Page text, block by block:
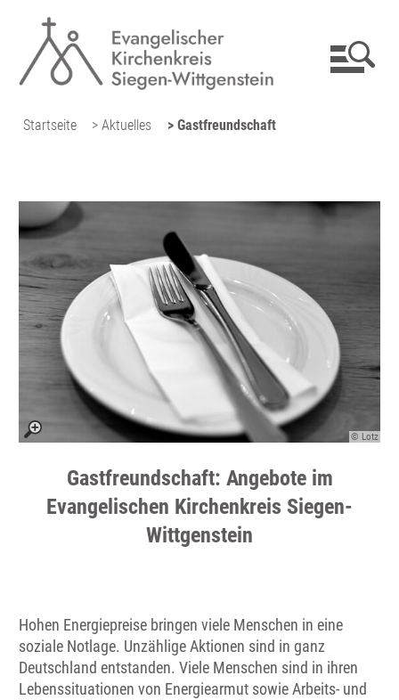
Startseite > Aktuelles > Gastfreundschaft
© Lotz
Gastfreundschaft: Angebote im
Evangelischen Kirchenkreis Siegen-
Wittgenstein
Hohen Energiepreise bringen viele Menschen in eine
soziale Notlage. Unzählige Aktionen sind in ganz
Deutschland entstanden. Viele Menschen sind in ihren
Lebenssituationen von Energiearmut sowie Arbeits- und